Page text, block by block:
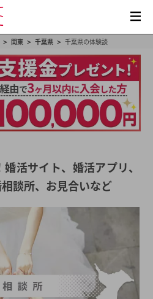
> 関東 > 千葉県 > 千葉県の体験談
活サイト、婚活アプリ、
談所、お見合いなど